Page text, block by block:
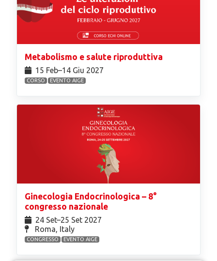
Metabolismo e salute riproduttiva
15 Feb⁠–14 Giu 2027
CORSO EVENTO AIGE
Ginecologia Endocrinologica – 8°
congresso nazionale
24 Set⁠–25 Set 2027
Roma, Italy
CONGRESSO EVENTO AIGE